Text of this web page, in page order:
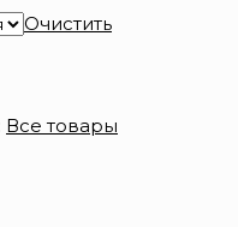
Очистить
Все товары